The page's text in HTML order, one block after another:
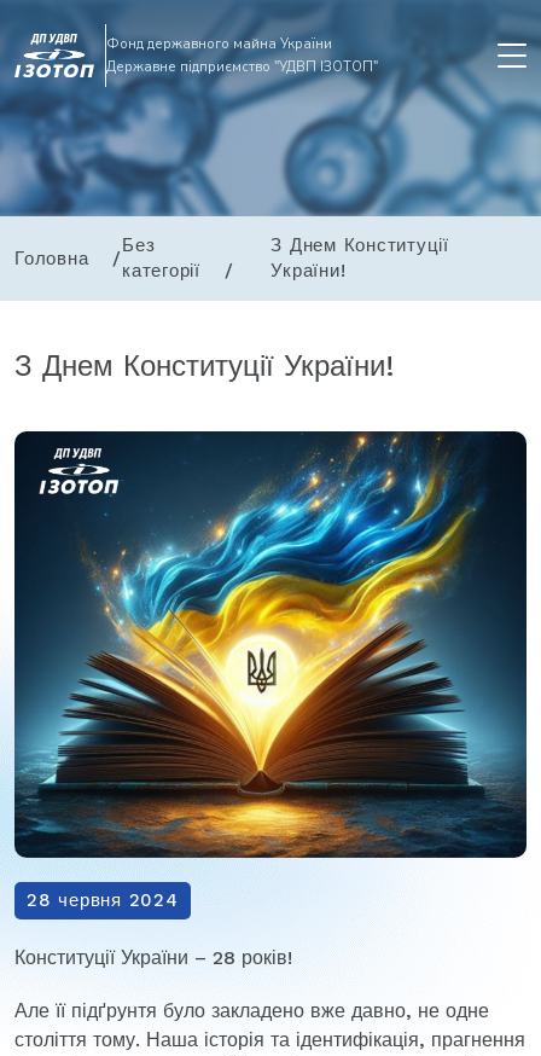
Фонд державного майна України
Державне підприємство "УДВП ІЗОТОП"
Головна
Без
категорії
З Днем Конституції
України!
З Днем Конституції України!
28 червня 2024
Конституції України – 28 років!
Але її підґрунтя було закладено вже давно, не одне
століття тому. Наша історія та ідентифікація, прагнення